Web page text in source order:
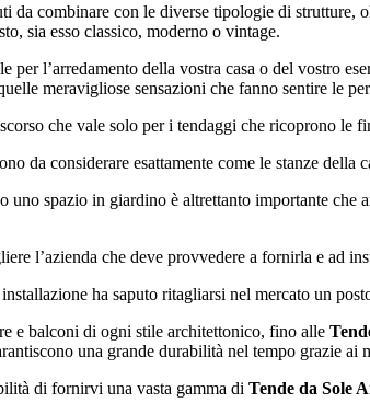
da combinare con le diverse tipologie di
sia esso classico, moderno o vintage.
per l’arredamento della vostra casa o del vostro
meravigliose sensazioni che fanno sentire le
che vale solo per i tendaggi che ricoprono le
da considerare esattamente come le stanze della
uno spazio in giardino è altrettanto importante
l’azienda che deve provvedere a fornirla e ad
ha saputo ritagliarsi nel mercato un
e balconi di ogni stile architettonico, fino alle
una grande durabilità nel tempo grazie ai
di fornirvi una vasta gamma di Tende da Sole